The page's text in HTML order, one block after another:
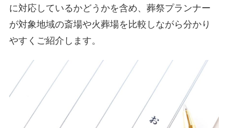
に対応しているかどうかを含め、葬祭プランナー
が対象地域の斎場や火葬場を比較しながら分かり
やすくご紹介します。